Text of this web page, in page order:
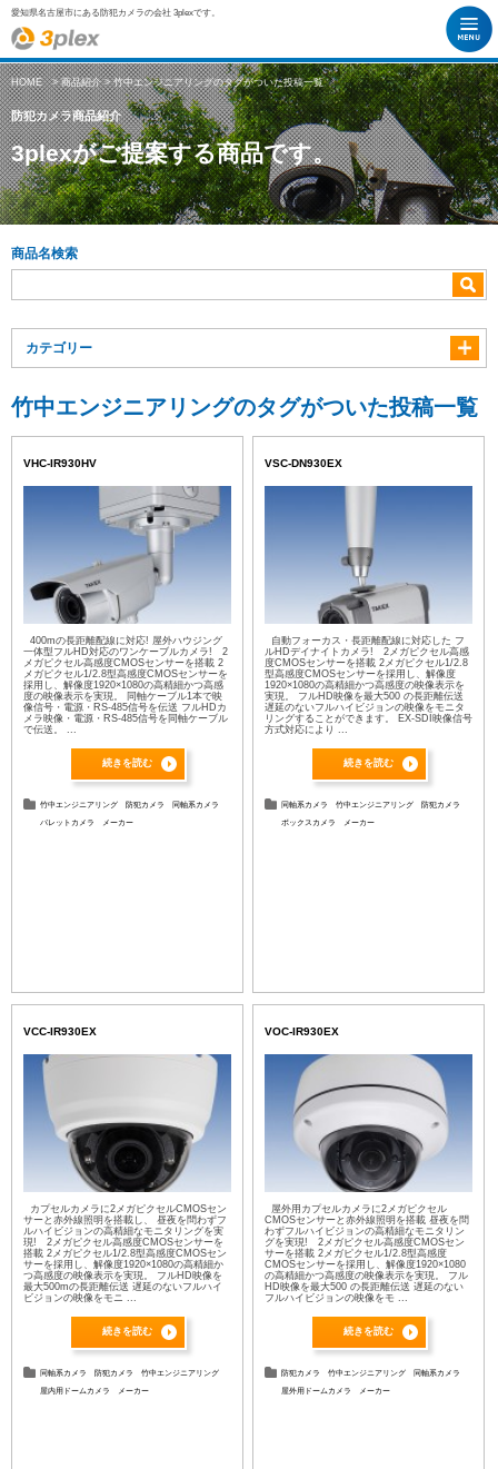
愛知県名古屋市にある防犯カメラの会社 3plexです。
HOME>商品紹介> 竹中エンジニアリングのタグがついた投稿一覧
防犯カメラ商品紹介
3plexがご提案する商品です。
商品名検索
カテゴリー
竹中エンジニアリングのタグがついた投稿一覧
VHC-IR930HV
400mの長距離配線に対応! 屋外ハウジング
一体型フルHD対応のワンケーブルカメラ! 2
メガピクセル高感度CMOSセンサーを搭載 2
メガピクセル1/2.8型高感度CMOSセンサーを
採用し、解像度1920×1080の高精細かつ高感
度の映像表示を実現。 同軸ケーブル1本で映
像信号・電源・RS-485信号を伝送 フルHDカ
メラ映像・電源・RS-485信号を同軸ケーブル
で伝送。 ...
続きを読む
竹中エンジニアリング 防犯カメラ 同軸系カメラ
バレットカメラ メーカー
VSC-DN930EX
自動フォーカス・長距離配線に対応した フ
ルHDデイナイトカメラ! 2メガピクセル高感
度CMOSセンサーを搭載 2メガピクセル1/2.8
型高感度CMOSセンサーを採用し、解像度
1920×1080の高精細かつ高感度の映像表示を
実現。 フルHD映像を最大500 の長距離伝送
遅延のないフルハイビジョンの映像をモニタ
リングすることができます。 EX-SDI映像信号
方式対応により ...
続きを読む
同軸系カメラ 竹中エンジニアリング 防犯カメラ
ボックスカメラ メーカー
VCC-IR930EX
カプセルカメラに2メガピクセルCMOSセン
サーと赤外線照明を搭載し、 昼夜を問わずフ
ルハイビジョンの高精細なモニタリングを実
現! 2メガピクセル高感度CMOSセンサーを
搭載 2メガピクセル1/2.8型高感度CMOSセン
サーを採用し、解像度1920×1080の高精細か
つ高感度の映像表示を実現。 フルHD映像を
最大500mの長距離伝送 遅延のないフルハイ
ビジョンの映像をモニ ...
続きを読む
同軸系カメラ 防犯カメラ 竹中エンジニアリング
屋内用ドームカメラ メーカー
VOC-IR930EX
屋外用カプセルカメラに2メガピクセル
CMOSセンサーと赤外線照明を搭載 昼夜を問
わずフルハイビジョンの高精細なモニタリン
グを実現! 2メガピクセル高感度CMOSセン
サーを搭載 2メガピクセル1/2.8型高感度
CMOSセンサーを採用し、解像度1920×1080
の高精細かつ高感度の映像表示を実現。 フル
HD映像を最大500 の長距離伝送 遅延のない
フルハイビジョンの映像をモ ...
続きを読む
防犯カメラ 竹中エンジニアリング 同軸系カメラ
屋外用ドームカメラ メーカー